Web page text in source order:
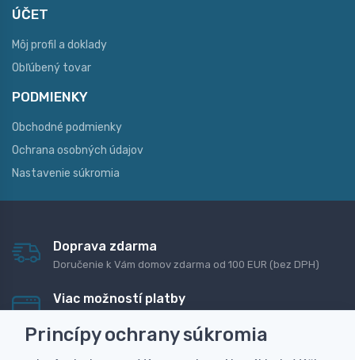
ÚČET
Môj profil a doklady
Obľúbený tovar
PODMIENKY
Obchodné podmienky
Ochrana osobných údajov
Nastavenie súkromia
Doprava zdarma
Doručenie k Vám domov zdarma od 100 EUR (bez DPH)
Viac možností platby
dobierku
Princípy ochrany súkromia